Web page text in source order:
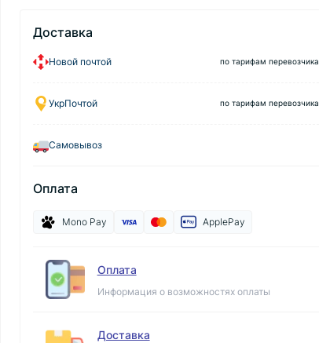
Доставка
Новой почтой по тарифам перевозчика
УкрПочтой по тарифам перевозчика
Самовывоз
Оплата
Mono Pay ApplePay
Оплата
Информация о возможностях оплаты
Доставка